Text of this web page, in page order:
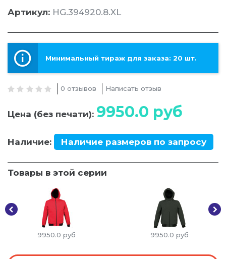
Артикул: HG.394920.8.XL
Минимальный тираж для заказа: 20 шт.
0 отзывов Написать отзыв
Цена (без печати): 9950.0 руб
Наличие: Наличие размеров по запросу
Товары в этой серии
9950.0 руб 9950.0 руб